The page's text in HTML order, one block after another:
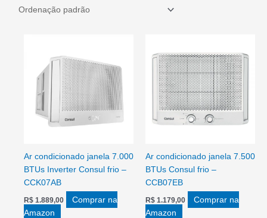
Ar condicionado janela 7.000
BTUs Inverter Consul frio –
CCK07AB
R$ 1.889,00
Comprar na
Amazon
Ar condicionado janela 7.500
BTUs Consul frio –
CCB07EB
R$ 1.179,00
Comprar na
Amazon